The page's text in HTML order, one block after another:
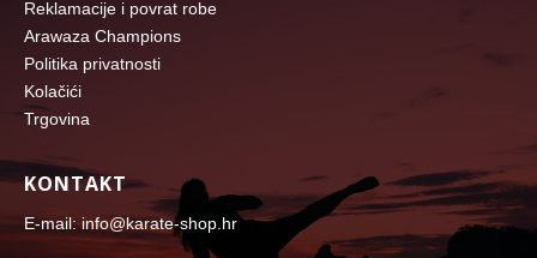
Reklamacije i povrat robe
Arawaza Champions
Politika privatnosti
Kolačići
Trgovina
KONTAKT
E-mail: info@karate-shop.hr